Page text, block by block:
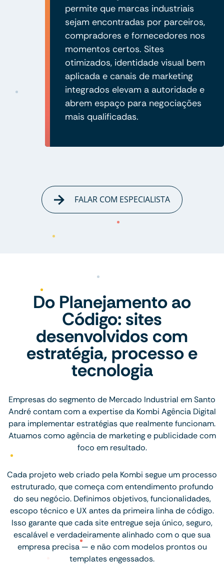
permite que marcas industriais
sejam encontradas por parceiros,
compradores e fornecedores nos
momentos certos. Sites
otimizados, identidade visual bem
aplicada e canais de marketing
integrados elevam a autoridade e
abrem espaço para negociações
mais qualificadas.
FALAR COM ESPECIALISTA
Do Planejamento ao
Código: sites
desenvolvidos com
estratégia, processo e
tecnologia
Empresas do segmento de Mercado Industrial em Santo
André contam com a expertise da Kombi Agência Digital
para implementar estratégias que realmente funcionam.
Atuamos como agência de marketing e publicidade com
foco em resultado.
Cada projeto web criado pela Kombi segue um processo
estruturado, que começa com entendimento profundo
do seu negócio. Definimos objetivos, funcionalidades,
escopo técnico e UX antes da primeira linha de código.
Isso garante que cada site entregue seja único, seguro,
escalável e verdadeiramente alinhado com o que sua
empresa precisa — e não com modelos prontos ou
templates engessados.